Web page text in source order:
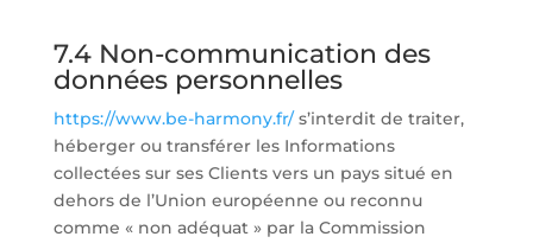
7.4 Non-communication des
données personnelles
https://www.be-harmony.fr/s’interdit de traiter,
héberger ou transférer les Informations
collectées sur ses Clients vers un pays situé en
dehors de l’Union européenne ou reconnu
comme « non adéquat » par la Commission